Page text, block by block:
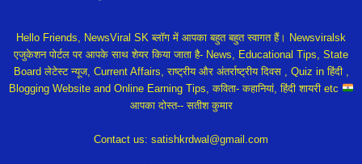
Hello Friends, NewsViral SK ब्लॉग में आपका बहुत बहुत स्वागत हैं। Newsviralsk
एजुकेशन पोर्टल पर आपके साथ शेयर किया जाता है- News, Educational Tips, State
Board लेटेस्ट न्यूज, Current Affairs, राष्ट्रीय और अंतर्राष्ट्रीय दिवस , Quiz in हिंदी ,
Blogging Website and Online Earning Tips, कविता- कहानियां, हिंदी शायरी etc
आपका दोस्त-- सतीश कुमार
Contact us: satishkrdwal@gmail.com